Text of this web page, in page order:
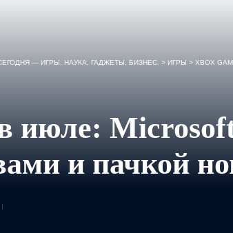
— ИГРЫ, НАУКА, ГАДЖЕТЫ, БИЗНЕС. > ИГРЫ > XBOX
июле:
и пачкой